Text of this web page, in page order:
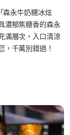
森永牛奶糖冰炫
濃郁焦糖香的森永
滿層次，入口清涼
，千萬別錯過！